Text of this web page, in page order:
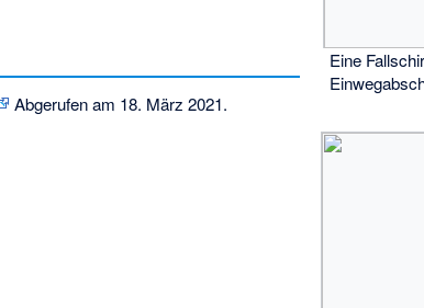
Eine
Abgerufen am 18. März 2021.